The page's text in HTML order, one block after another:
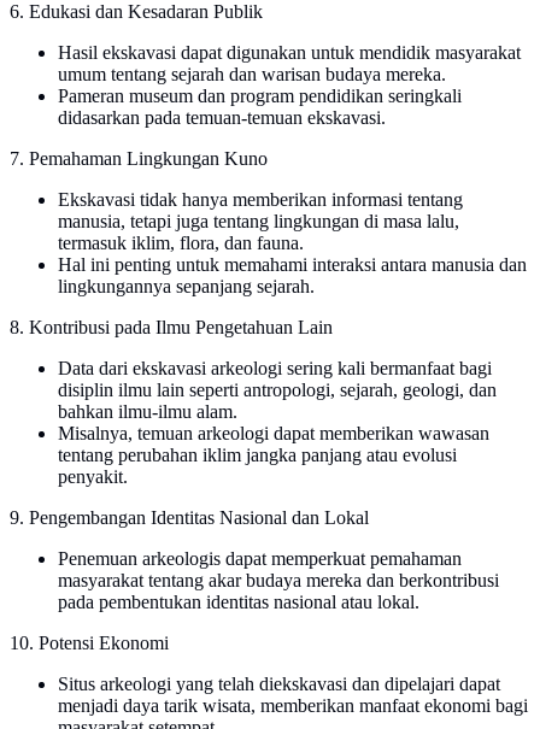
6. Edukasi dan Kesadaran Publik
Hasil ekskavasi dapat digunakan untuk mendidik masyarakat
umum tentang sejarah dan warisan budaya mereka.
Pameran museum dan program pendidikan seringkali
didasarkan pada temuan-temuan ekskavasi.
7. Pemahaman Lingkungan Kuno
Ekskavasi tidak hanya memberikan informasi tentang
manusia, tetapi juga tentang lingkungan di masa lalu,
termasuk iklim, flora, dan fauna.
Hal ini penting untuk memahami interaksi antara manusia dan
lingkungannya sepanjang sejarah.
8. Kontribusi pada Ilmu Pengetahuan Lain
Data dari ekskavasi arkeologi sering kali bermanfaat bagi
disiplin ilmu lain seperti antropologi, sejarah, geologi, dan
bahkan ilmu-ilmu alam.
Misalnya, temuan arkeologi dapat memberikan wawasan
tentang perubahan iklim jangka panjang atau evolusi
penyakit.
9. Pengembangan Identitas Nasional dan Lokal
Penemuan arkeologis dapat memperkuat pemahaman
masyarakat tentang akar budaya mereka dan berkontribusi
pada pembentukan identitas nasional atau lokal.
10. Potensi Ekonomi
Situs arkeologi yang telah diekskavasi dan dipelajari dapat
menjadi daya tarik wisata, memberikan manfaat ekonomi bagi